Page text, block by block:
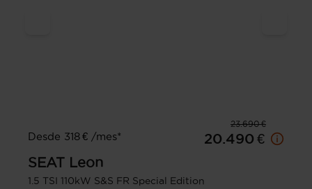
23.690 €
Desde 318 € /mes*
20.490 €
SEAT Leon
1.5 TSI 110kW S&S FR Special Edition